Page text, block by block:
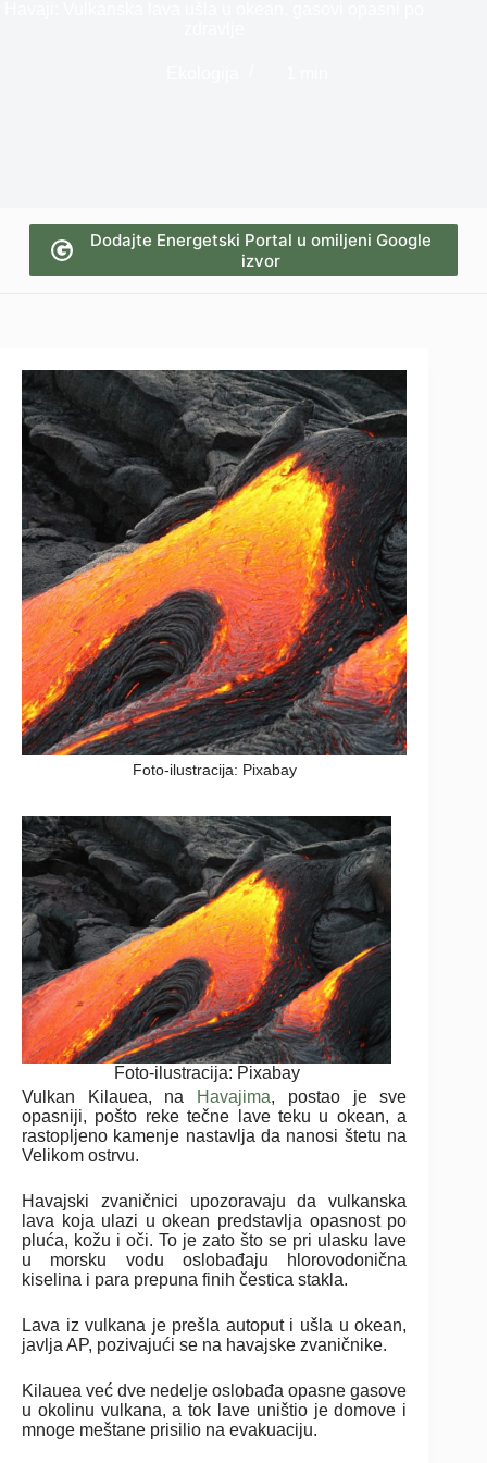
Dodajte Energetski Portal u omiljeni Google
izvor
Foto-ilustracija: Pixabay
Foto-ilustracija: Pixabay
Vulkan Kilauea, na
Havajima, postao je sve
opasniji, pošto reke tečne lave teku u okean, a
rastopljeno kamenje nastavlja da nanosi štetu na
Velikom ostrvu.
Havajski zvaničnici upozoravaju da vulkanska
lava koja ulazi u okean predstavlja opasnost po
pluća, kožu i oči. To je zato što se pri ulasku lave
u morsku vodu oslobađaju hlorovodonična
kiselina i para prepuna finih čestica stakla.
Lava iz vulkana je prešla autoput i ušla u okean,
javlja AP, pozivajući se na havajske zvaničnike.
Kilauea već dve nedelje oslobađa opasne gasove
u okolinu vulkana, a tok lave uništio je domove i
mnoge meštane prisilio na evakuaciju.